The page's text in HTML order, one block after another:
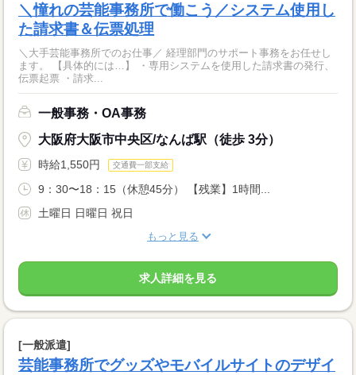
＼憧れの芸能事務所で働こう／システム使用し
た請求書＆伝票処理
＼大手芸能事務所でのお仕事／ 経理部門のサポート事務をお任せし
ます。 【具体的には…】 ・専用システムを使用した請求書の発行、
伝票起票 ・請求...
一般事務・OA事務
大阪府大阪市中央区/なんば駅（徒歩 3分）
時給1,550円 交通費一部支給
9：30〜18：15（休憩45分） 【残業】1時間...
土曜日 日曜日 祝日
もっと見る
求人詳細を見る
[一般派遣]
芸能事務所でグッズやモバイルサイトのデザイ